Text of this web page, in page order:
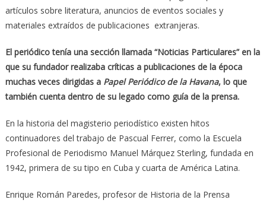
artículos sobre literatura, anuncios de eventos sociales y
materiales extraídos de publicaciones extranjeras.
El periódico tenía una sección llamada “Noticias Particulares” en la
que su fundador realizaba críticas a publicaciones de la época
muchas veces dirigidas a Papel Periódico de la Havana, lo que
también cuenta dentro de su legado como guía de la prensa.
En la historia del magisterio periodístico existen hitos
continuadores del trabajo de Pascual Ferrer, como la Escuela
Profesional de Periodismo Manuel Márquez Sterling, fundada en
1942, primera de su tipo en Cuba y cuarta de América Latina.
Enrique Román Paredes, profesor de Historia de la Prensa